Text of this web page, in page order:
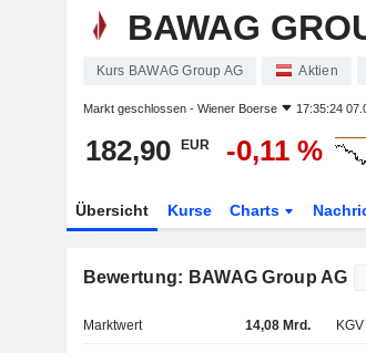
BAWAG
Kurs BAWAG Group AG Aktien
Markt geschlossen - Wiener Boerse 17:35:24
182,90 EUR -0,11 %
Übersicht Kurse Charts
Bewertung: BAWAG Group AG
Marktwert 14,08 Mrd.